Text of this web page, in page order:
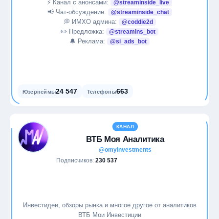
⚡️ Канал с анонсами:
@streaminside_live
📢 Чат-обсуждение: @streaminside_chat
💭 ИМХО админа: @coddie2d
✏️ Предложка: @streamins_bot
🔔 Реклама: @si_ads_bot
Юзернеймы24 547 Телефоны663
КАНАЛ
ВТБ Моя Аналитика
@omyinvestments
Подписчиков: 230 537
Инвестидеи, обзоры рынка и многое другое от аналитиков
ВТБ Мои Инвестиции